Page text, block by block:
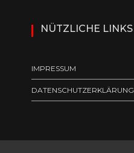
NÜTZLICHE LINKS
IMPRESSUM
DATENSCHUTZERKLÄRUNG